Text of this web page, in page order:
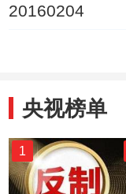
20160204
央视榜单
1